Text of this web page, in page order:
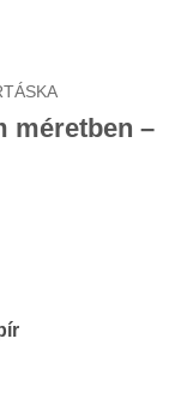
méretben –